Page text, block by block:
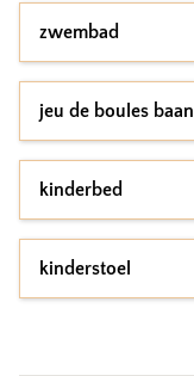
zwembad
jeu de boules baan
kinderbed
kinderstoel